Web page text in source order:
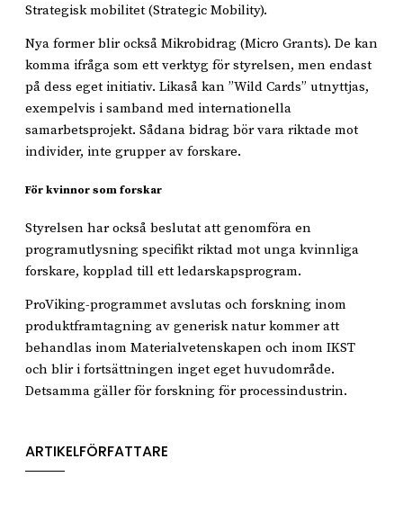
Strategisk mobilitet (Strategic Mobility).
Nya former blir också Mikrobidrag (Micro Grants). De kan
komma ifråga som ett verktyg för styrelsen, men endast
på dess eget initiativ. Likaså kan ”Wild Cards” utnyttjas,
exempelvis i samband med internationella
samarbetsprojekt. Sådana bidrag bör vara riktade mot
individer, inte grupper av forskare.
För kvinnor som forskar
Styrelsen har också beslutat att genomföra en
programutlysning specifikt riktad mot unga kvinnliga
forskare, kopplad till ett ledarskapsprogram.
ProViking-programmet avslutas och forskning inom
produktframtagning av generisk natur kommer att
behandlas inom Materialvetenskapen och inom IKST
och blir i fortsättningen inget eget huvudområde.
Detsamma gäller för forskning för processindustrin.
ARTIKELFÖRFATTARE